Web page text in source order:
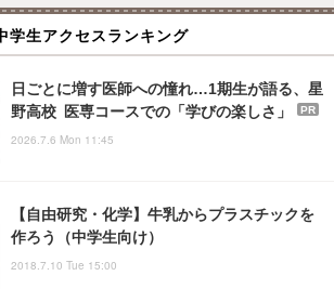
学生アクセスランキング
日ごとに増す医師への憧れ…1期生が語る、星
野高校 医専コースでの「学びの楽しさ」
PR
2026.7.6 Mon 11:45
【自由研究・化学】牛乳からプラスチックを
作ろう（中学生向け）
2018.7.10 Tue 15:00